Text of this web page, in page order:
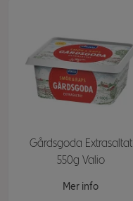
Gårdsgoda Extrasaltat
550g Valio
Mer info